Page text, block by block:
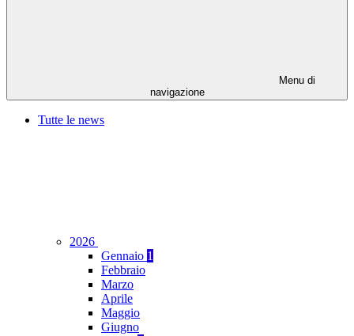
Menu di
navigazione
Tutte le news
2026
Gennaio 1
Febbraio
Marzo
Aprile
Maggio
Giugno